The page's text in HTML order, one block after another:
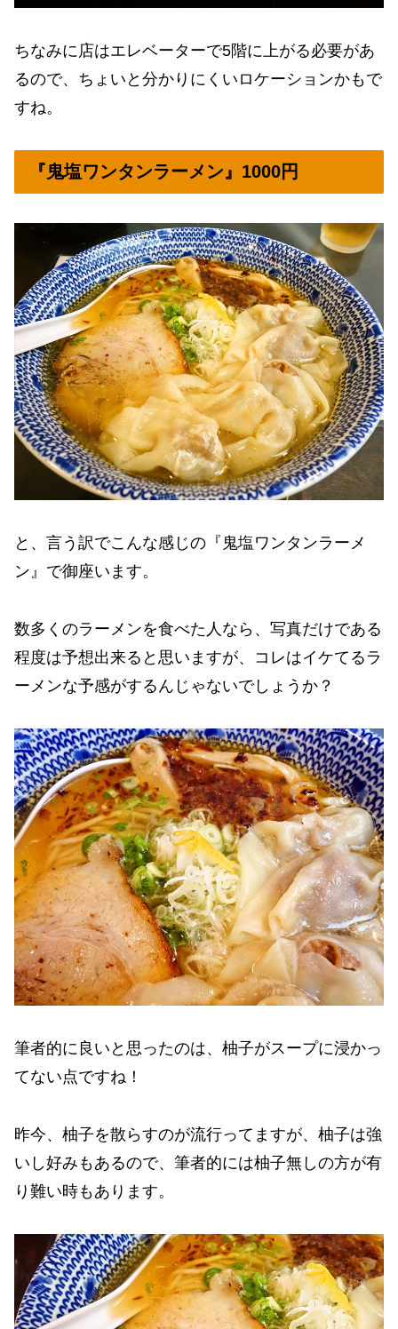
ちなみに店はエレベーターで5階に上がる必要があ
るので、ちょいと分かりにくいロケーションかもで
すね。
『鬼塩ワンタンラーメン』1000円
と、言う訳でこんな感じの『鬼塩ワンタンラーメ
ン』で御座います。
数多くのラーメンを食べた人なら、写真だけである
程度は予想出来ると思いますが、コレはイケてるラ
ーメンな予感がするんじゃないでしょうか？
筆者的に良いと思ったのは、柚子がスープに浸かっ
てない点ですね！
昨今、柚子を散らすのが流行ってますが、柚子は強
いし好みもあるので、筆者的には柚子無しの方が有
り難い時もあります。